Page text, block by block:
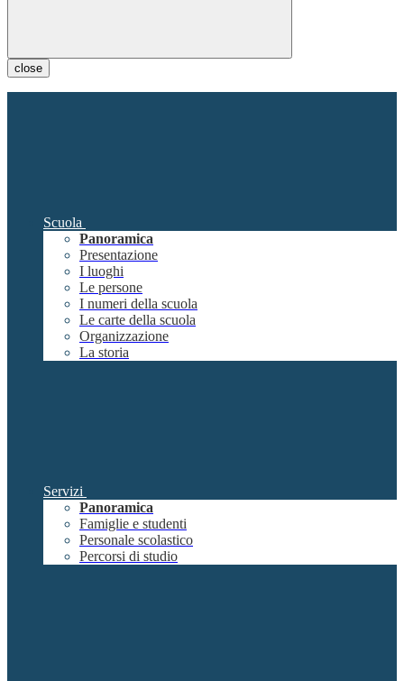
close
Scuola
Panoramica
Presentazione
I luoghi
Le persone
I numeri della scuola
Le carte della scuola
Organizzazione
La storia
Servizi
Panoramica
Famiglie e studenti
Personale scolastico
Percorsi di studio